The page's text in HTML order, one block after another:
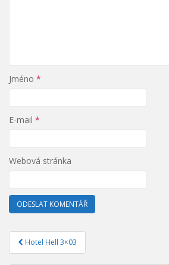
Jméno *
E-mail *
Webová stránka
Navigace pro příspěvek
Hotel Hell 3×03